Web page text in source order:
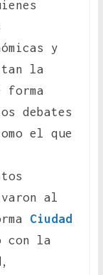
y
la
debates
el que
al
Ciudad
con la
,